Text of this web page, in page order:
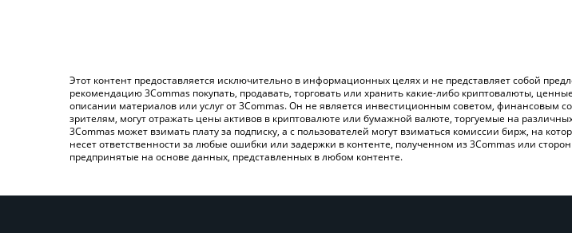
Этот контент предоставляется исключительно в информационных целях и не представляет собой
рекомендацию 3Commas покупать, продавать, торговать или хранить какие-либо криптовалюты,
описании материалов или услуг от 3Commas. Он не является инвестиционным советом, финансовым
зрителям, могут отражать цены активов в криптовалюте или бумажной валюте, торгуемые на
3Commas может взимать плату за подписку, а с пользователей могут взиматься комиссии бирж, на
несет ответственности за любые ошибки или задержки в контенте, полученном из 3Commas или
предпринятые на основе данных, представленных в любом контенте.